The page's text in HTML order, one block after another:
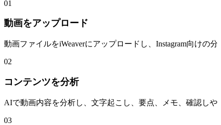
01
動画をアップロード
動画ファイルをiWeaverにアップロードし、Instagram向けの
02
コンテンツを分析
AIで動画内容を分析し、文字起こし、要点、メモ、確認し
03